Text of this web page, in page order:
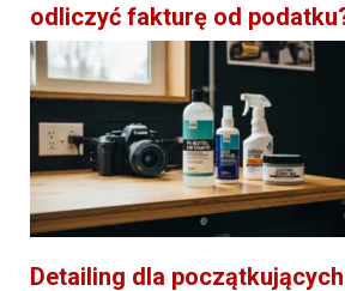
odliczyć fakturę od
Detailing dla